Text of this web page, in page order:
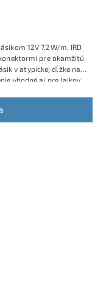
12V 7,2W/m, IRD
pre okamžitú
v atypickej dĺžke na
vhodné aj pre laikov,
dobrým pomerom
v obmedzenom
RGB sady.Výhodná